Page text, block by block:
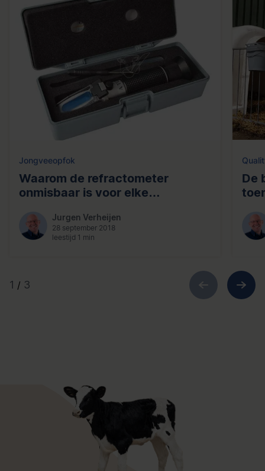
Jongveeopfok
Waarom de refractometer
onmisbaar is voor elke
Jurgen Verheijen
28 september 2018
leestijd 1 min
De
1 / 3